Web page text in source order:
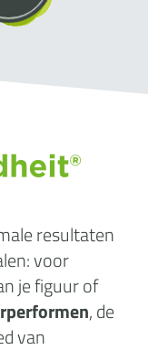
resultaten
voor
je figuur of
, de
van